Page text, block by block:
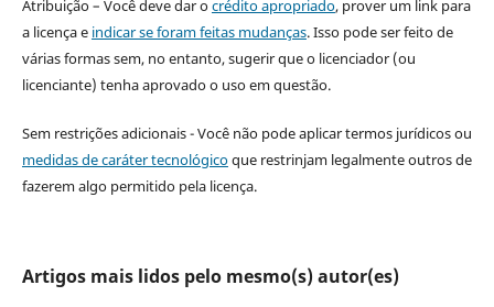
Atribuição – Você deve dar ocrédito apropriado, prover um link para
a licença e indicar se foram feitas mudanças. Isso pode ser feito de
várias formas sem, no entanto, sugerir que o licenciador (ou
licenciante) tenha aprovado o uso em questão.
Sem restrições adicionais - Você não pode aplicar termos jurídicos ou
medidas de caráter tecnológicoque restrinjam legalmente outros de
fazerem algo permitido pela licença.
Artigos mais lidos pelo mesmo(s) autor(es)